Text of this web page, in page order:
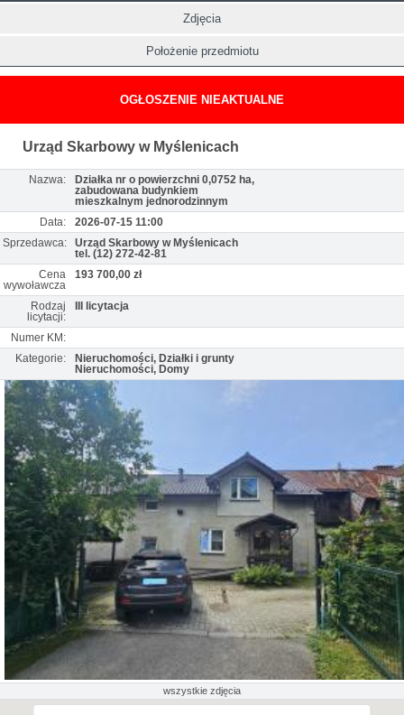
Zdjęcia
Położenie przedmiotu
OGŁOSZENIE NIEAKTUALNE
Urząd Skarbowy w Myślenicach
Nazwa:
Działka nr o powierzchni 0,0752 ha,
zabudowana budynkiem
mieszkalnym jednorodzinnym
Data:
2026-07-15 11:00
Sprzedawca:
Urząd Skarbowy w Myślenicach
tel. (12) 272-42-81
Cena
wywoławcza
193 700,00 zł
Rodzaj
licytacji:
III licytacja
Numer KM:
Kategorie:
Nieruchomości, Działki i grunty
Nieruchomości, Domy
wszystkie zdjęcia